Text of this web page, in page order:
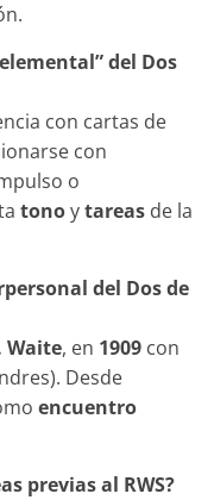
del Dos
con cartas de
con
o
tonoytareas de la
del Dos de
Waite, en 1909 con
Desde
encuentro
previas al RWS?